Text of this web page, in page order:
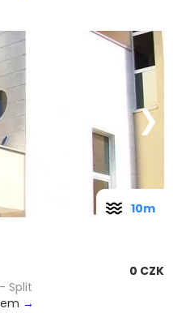
❯
0 CZK
Split
→
10m